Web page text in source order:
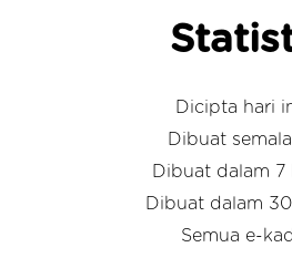
Dicipta hari
Dibuat
Dibuat dalam 7
Dibuat dalam
Semua e-